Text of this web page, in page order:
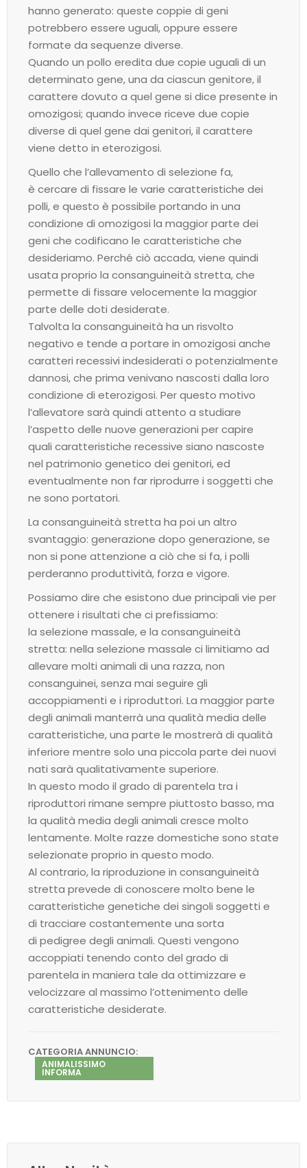
hanno generato: queste coppie di geni
potrebbero essere uguali, oppure essere
formate da sequenze diverse.
Quando un pollo eredita due copie uguali di un
determinato gene, una da ciascun genitore, il
carattere dovuto a quel gene si dice presente in
omozigosi; quando invece riceve due copie
diverse di quel gene dai genitori, il carattere
viene detto in eterozigosi.
Quello che l’allevamento di selezione fa,
è cercare di fissare le varie caratteristiche dei
polli, e questo è possibile portando in una
condizione di omozigosi la maggior parte dei
geni che codificano le caratteristiche che
desideriamo. Perché ciò accada, viene quindi
usata proprio la consanguineità stretta, che
permette di fissare velocemente la maggior
parte delle doti desiderate.
Talvolta la consanguineità ha un risvolto
negativo e tende a portare in omozigosi anche
caratteri recessivi indesiderati o potenzialmente
dannosi, che prima venivano nascosti dalla loro
condizione di eterozigosi. Per questo motivo
l’allevatore sarà quindi attento a studiare
l’aspetto delle nuove generazioni per capire
quali caratteristiche recessive siano nascoste
nel patrimonio genetico dei genitori, ed
eventualmente non far riprodurre i soggetti che
ne sono portatori.
La consanguineità stretta ha poi un altro
svantaggio: generazione dopo generazione, se
non si pone attenzione a ciò che si fa, i polli
perderanno produttività, forza e vigore.
Possiamo dire che esistono due principali vie per
ottenere i risultati che ci prefissiamo:
la selezione massale, e la consanguineità
stretta: nella selezione massale ci limitiamo ad
allevare molti animali di una razza, non
consanguinei, senza mai seguire gli
accoppiamenti e i riproduttori. La maggior parte
degli animali manterrà una qualità media delle
caratteristiche, una parte le mostrerà di qualità
inferiore mentre solo una piccola parte dei nuovi
nati sarà qualitativamente superiore.
In questo modo il grado di parentela tra i
riproduttori rimane sempre piuttosto basso, ma
la qualità media degli animali cresce molto
lentamente. Molte razze domestiche sono state
selezionate proprio in questo modo.
Al contrario, la riproduzione in consanguineità
stretta prevede di conoscere molto bene le
caratteristiche genetiche dei singoli soggetti e
di tracciare costantemente una sorta
di pedigree degli animali. Questi vengono
accoppiati tenendo conto del grado di
parentela in maniera tale da ottimizzare e
velocizzare al massimo l’ottenimento delle
caratteristiche desiderate.
CATEGORIA ANNUNCIO:
ANIMALISSIMO
INFORMA